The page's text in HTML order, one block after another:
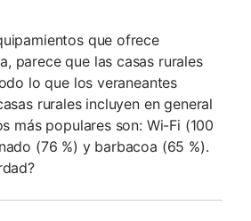
que ofrece
parece que las casas rurales
lo que los veraneantes
rurales incluyen en general
más populares son: Wi-Fi (100
(76 %) y barbacoa (65 %).